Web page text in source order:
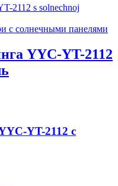
с солнечными панелями
YYC-YT-2112
YT-2112 с